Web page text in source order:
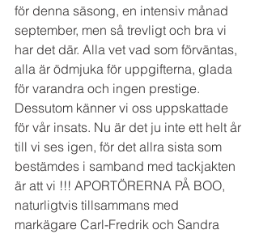
för denna säsong, en intensiv månad
september, men så trevligt och bra vi
har det där. Alla vet vad som förväntas,
alla är ödmjuka för uppgifterna, glada
för varandra och ingen prestige.
Dessutom känner vi oss uppskattade
för vår insats. Nu är det ju inte ett helt år
till vi ses igen, för det allra sista som
bestämdes i samband med tackjakten
är att vi !!! APORTÖRERNA PÅ BOO,
naturligtvis tillsammans med
markägare Carl-Fredrik och Sandra